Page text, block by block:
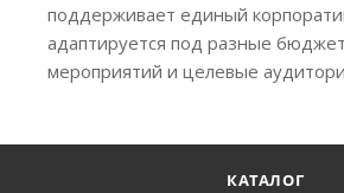
поддерживает единый
адаптируется под разные
мероприятий и целевые
КАТАЛОГ